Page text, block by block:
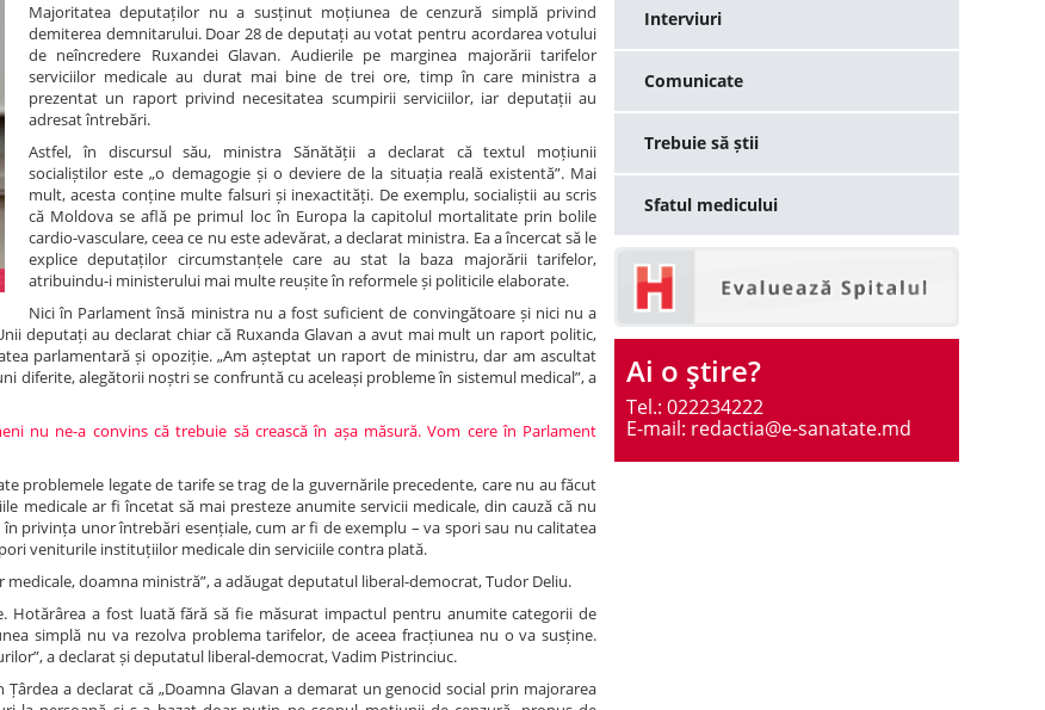
Majoritatea deputaților nu a susținut moțiunea de cenzură simplă privind
demiterea demnitarului. Doar 28 de deputați au votat pentru acordarea votului
de neîncredere Ruxandei Glavan. Audierile pe marginea majorării tarifelor
serviciilor medicale au durat mai bine de trei ore, timp în care ministra a
prezentat un raport privind necesitatea scumpirii serviciilor, iar deputații au
adresat întrebări.
Astfel, în discursul său, ministra Sănătății a declarat că textul moțiunii
socialiștilor este „o demagogie și o deviere de la situația reală existentă”. Mai
mult, acesta conține multe falsuri și inexactități. De exemplu, socialiștii au scris
că Moldova se află pe primul loc în Europa la capitolul mortalitate prin bolile
cardio-vasculare, ceea ce nu este adevărat, a declarat ministra. Ea a încercat să le
explice deputaților circumstanțele care au stat la baza majorării tarifelor,
atribuindu-i ministerului mai multe reușite în reformele și politicile elaborate.
Nici în Parlament însă ministra nu a fost suficient de convingătoare și nici nu a
deputați au declarat chiar că Ruxanda Glavan a avut mai mult un raport politic,
parlamentară și opoziție. „Am așteptat un raport de ministru, dar am ascultat
diferite, alegătorii noștri se confruntă cu aceleași probleme în sistemul medical”, a
nu ne-a convins că trebuie să crească în așa măsură. Vom cere în Parlament
problemele legate de tarife se trag de la guvernările precedente, care nu au făcut
medicale ar fi încetat să mai presteze anumite servicii medicale, din cauză că nu
privința unor întrebări esențiale, cum ar fi de exemplu – va spori sau nu calitatea
veniturile instituțiilor medicale din serviciile contra plată.
doamna ministră”, a adăugat deputatul liberal-democrat, Tudor Deliu.
Hotărârea a fost luată fără să fie măsurat impactul pentru anumite categorii de
simplă nu va rezolva problema tarifelor, de aceea fracțiunea nu o va susține.
a declarat și deputatul liberal-democrat, Vadim Pistrinciuc.
a declarat că „Doamna Glavan a demarat un genocid social prin majorarea
Interviuri
Comunicate
Trebuie să știi
Sfatul medicului
Ai o ştire?
Tel.: 022234222
E-mail: redactia@e-sanatate.md